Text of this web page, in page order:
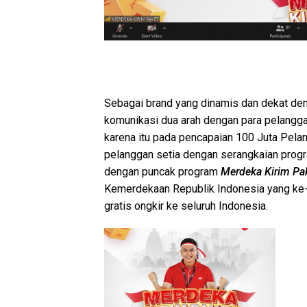
Sebagai brand yang dinamis dan dekat
komunikasi dua arah dengan para
karena itu pada pencapaian 100 Juta
pelanggan setia dengan serangkaian
dengan puncak program Merdeka Kirim
Kemerdekaan Republik Indonesia yang
gratis ongkir ke seluruh Indonesia.